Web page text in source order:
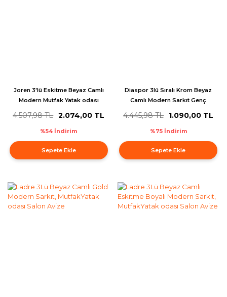
Joren 3'lü Eskitme Beyaz Camlı
Modern Mutfak Yatak odası
4.507,98 TL 2.074,00 TL
%54 İndirim
Sepete Ekle
Diaspor 3lü Sıralı Krom Beyaz
Camlı Modern Sarkıt Genç
Avize
4.445,98 TL 1.090,00 TL
%75 İndirim
Sepete Ekle